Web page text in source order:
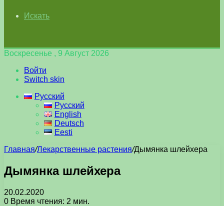
Искать
Воскресенье , 9 Август 2026
Войти
Switch skin
Русский
Русский
English
Deutsch
Eesti
Главная/Лекарственные растения/Дымянка шлейхера
Дымянка шлейхера
20.02.2020
0 Время чтения: 2 мин.